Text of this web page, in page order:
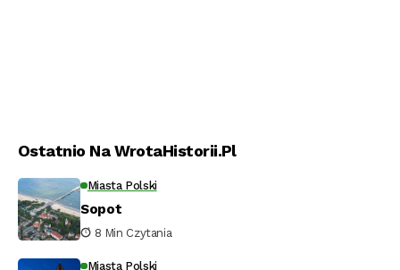
Ostatnio Na WrotaHistorii.pl
Miasta Polski
Sopot
8 Min Czytania
Miasta Polski